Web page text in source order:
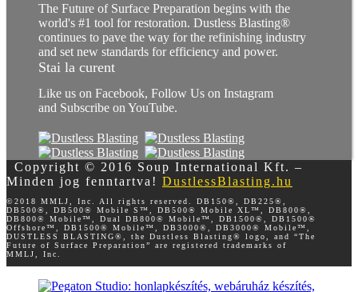
The Future of Surface Preparation begins with the
world's #1 tool for restoration. Dustless Blasting®
continues to pave the way for the refinishing industry
and set new standards for efficiency and power.
Stai la curent
Like us on Facebook, Follow Us on Instagram
and Subscribe on YouTube.
Copyright © 2016 Soup International Kft. –
Minden jog fenntartva! DustlessBlasting.hu
©2018 MMLJ, Inc. All rights reserved. DB150®, DB225®,
DB500®, DB500® Mobile S™, DB500® Mobile XL™, DB800®,
DB800® Mobile™, Dual DB800® Mobile™, DB1500®, DB1500®
Offshore™, DB1500® Mobile™, DB3000®, DB3000® Mobile™,
DUSTLESS BLASTING®, the Dustless Blasting® logo, and “The
Future of Surface Preparation” are registered trademarks of
MMLJ, Inc.